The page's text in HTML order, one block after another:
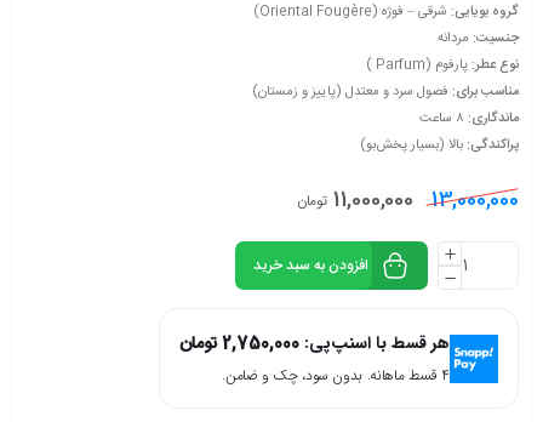
گروه بویایی: شرقی – فوژه (Oriental Fougère)
جنسیت: مردانه
نوع عطر: پارفوم (Parfum )
مناسب برای: فصول سرد و معتدل (پاییز و زمستان)
ماندگاری:
پراکندگی: بالا (بسیار پخش‌بو)
13,000,000
11,000,000 تومان
افزودن به سبد خرید
هر قسط با اسنپ‌پی: 2,750,000تومان
۴ قسط ماهانه. بدون سود، چک و ضامن.